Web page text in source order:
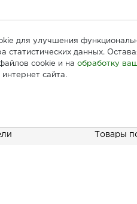
Товары
для улучшения
статистических данных.
cookie и на обработку
интернет сайта.